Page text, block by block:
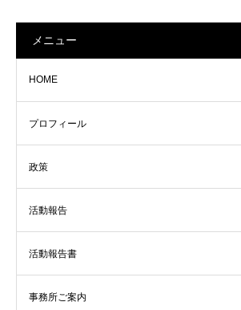
メニュー
HOME
プロフィール
政策
活動報告
活動報告書
事務所ご案内